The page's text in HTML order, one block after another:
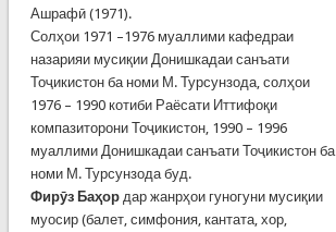
Ашрафӣ (1971).
Солҳои 1971 –1976 муаллими кафедраи
назарияи мусиқии Донишкадаи санъати
Тоҷикистон ба номи М. Турсунзода, солҳои
1976 – 1990 котиби Раёсати Иттифоқи
компазиторони Тоҷикистон, 1990 – 1996
муаллими Донишкадаи санъати Тоҷикистон ба
номи М. Турсунзода буд.
Фирӯз Баҳордар жанрҳои гуногуни мусиқии
муосир (балет, симфония, кантата, хор,